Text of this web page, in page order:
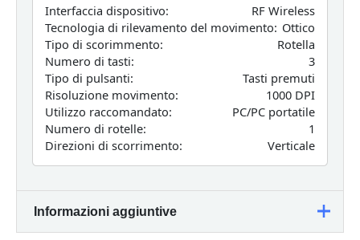
Interfaccia dispositivo:
RF Wireless
Tecnologia di rilevamento del movimento: Ottico
Tipo di scorimmento:
Rotella
Numero di tasti:
3
Tipo di pulsanti:
Tasti premuti
Risoluzione movimento:
1000 DPI
Utilizzo raccomandato:
PC/PC portatile
Numero di rotelle:
1
Direzioni di scorrimento:
Verticale
Informazioni aggiuntive